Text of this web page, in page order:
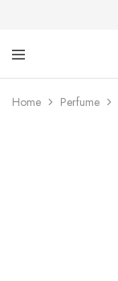
for
scent,
Home Perfume